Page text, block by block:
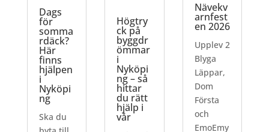
Dags
för
somma
rdäck?
Här
finns
hjälpen
i
Nyköpi
ng
Ska du
Högtry
ck på
byggdr
ömmar
i
Nyköpi
ng – så
hittar
du rätt
hjälp i
vår
Nävekv
arnfest
en 2026
Upplev 2
Blyga
Läppar,
Dom
Första
och
EmoEmy